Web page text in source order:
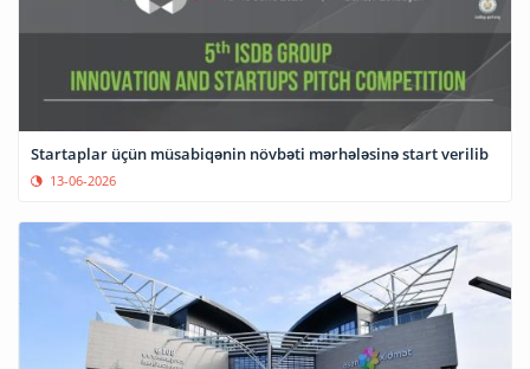
Startaplar üçün müsabiqənin növbəti mərhələsinə start verilib
13-06-2026